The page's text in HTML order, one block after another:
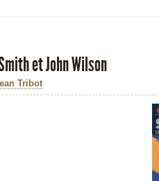
et John Wilson
Tribot